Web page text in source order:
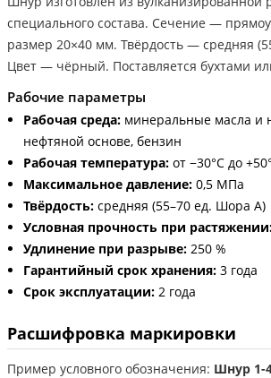
специального состава. Сечение —
размер 20×40 мм. Твёрдость — средняя
Цвет — чёрный. Поставляется бухтами
Рабочие параметры
Рабочая среда: минеральные масла и
нефтяной основе, бензин
Рабочая температура: от −30°С до
Максимальное давление: 0,5 МПа
Твёрдость: средняя (55–70 ед. Шора А)
Условная прочность при
Удлинение при разрыве: 250 %
Гарантийный срок хранения: 3 года
Срок эксплуатации: 2 года
Расшифровка маркировки
Пример условного обозначения: Шнур 1-